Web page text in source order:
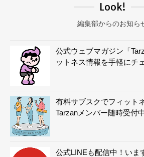
Look!
編集部からのお知ら
公式ウェブマガジン「
ットネス情報を手軽にチ
有料サブスクでフィット
Tarzanメンバー随時受付中
公式LINEも配信中！いま